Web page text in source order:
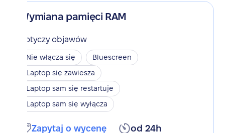
Wymiana pamięci RAM
Dotyczy objawów
Nie włącza się
Bluescreen
Laptop się zawiesza
Laptop sam się restartuje
Laptop sam się wyłącza
Zapytaj o wycenę od 24h